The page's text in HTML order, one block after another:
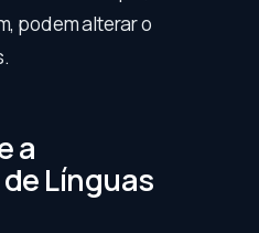
podem alterar o
a
Línguas